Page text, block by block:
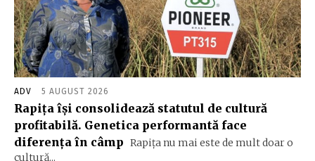
ADV 5 AUGUST 2026
Rapița își consolidează statutul de cultură
profitabilă. Genetica performantă face
diferența în câmp Rapița nu mai este de mult doar o
cultură...